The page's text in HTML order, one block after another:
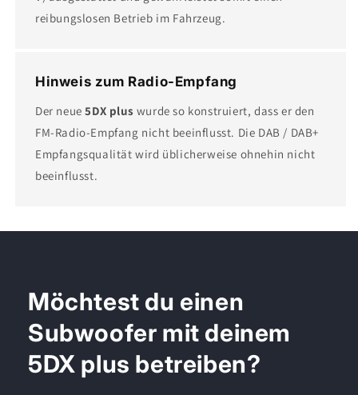
reibungslosen Betrieb im Fahrzeug.
Hinweis zum Radio-Empfang
Der neue5DX plus wurde so konstruiert, dass er den
FM-Radio-Empfang nicht beeinflusst. Die DAB / DAB+
Empfangsqualität wird üblicherweise ohnehin nicht
beeinflusst.
Möchtest du einen
Subwoofer mit deinem
5DX plus betreiben?